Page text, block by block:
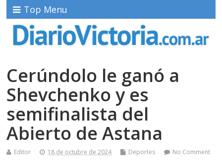
Top Menu
Cerúndolo le ganó a
Shevchenko y es
semifinalista del
Abierto de Astana
Editor 18 de octubre de 2024 Deportes No Comment